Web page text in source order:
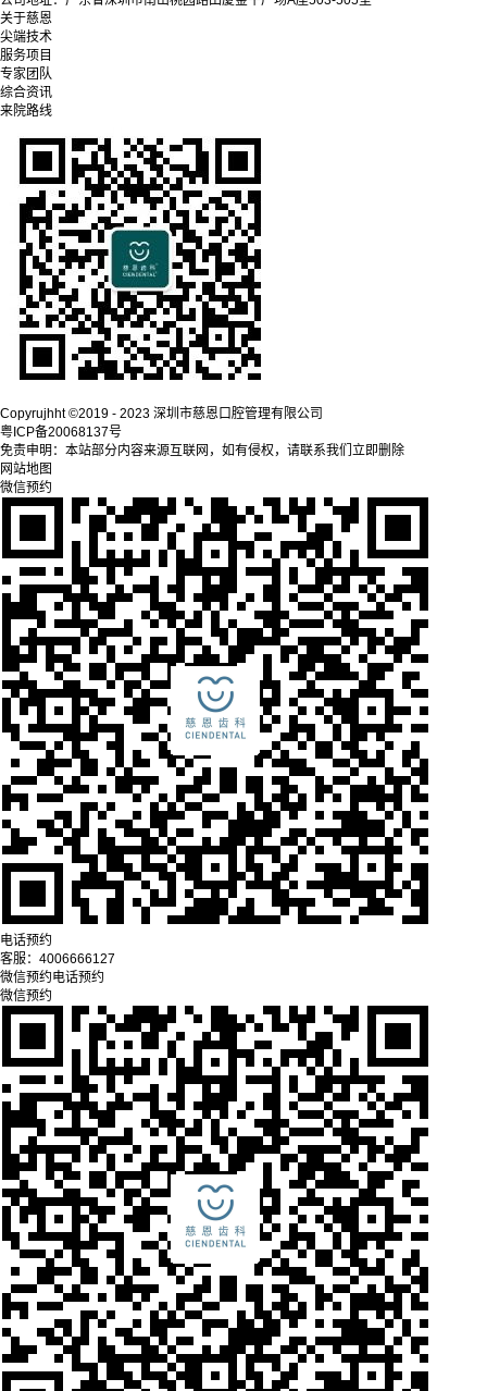
关于慈恩
尖端技术
服务项目
专家团队
综合资讯
来院路线
Copyrujhht ©2019 - 2023 深圳市慈恩口腔管理有限公司
粤ICP备20068137号
免责申明：本站部分内容来源互联网，如有侵权，请联系我们立即删除
网站地图
微信预约
电话预约
客服： 4006666127
微信预约电话预约
微信预约